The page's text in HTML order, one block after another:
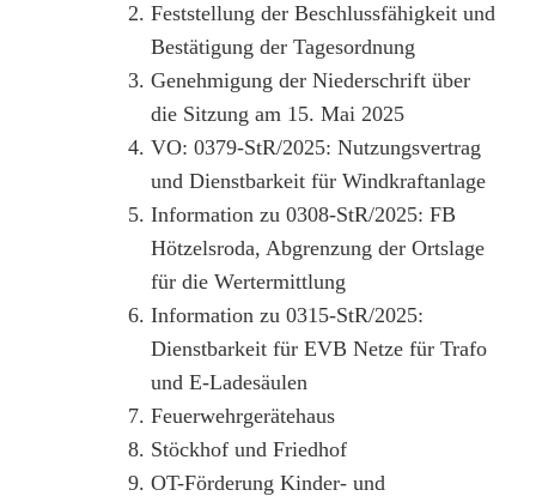
Feststellung der Beschlussfähigkeit und
Bestätigung der Tagesordnung
Genehmigung der Niederschrift über
die Sitzung am 15. Mai 2025
VO: 0379-StR/2025: Nutzungsvertrag
und Dienstbarkeit für Windkraftanlage
Information zu 0308-StR/2025: FB
Hötzelsroda, Abgrenzung der Ortslage
für die Wertermittlung
Information zu 0315-StR/2025:
Dienstbarkeit für EVB Netze für Trafo
und E-Ladesäulen
Feuerwehrgerätehaus
Stöckhof und Friedhof
OT-Förderung Kinder- und